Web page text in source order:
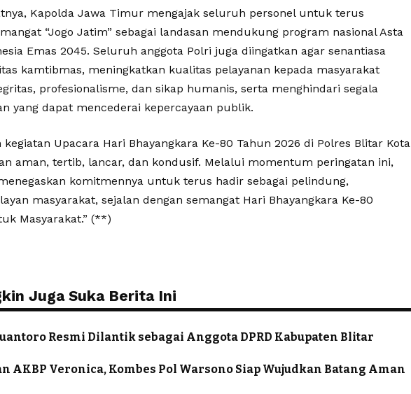
Kapolda Jawa Timur mengajak seluruh personel untuk terus
“Jogo Jatim” sebagai landasan mendukung program nasional Asta
Emas 2045. Seluruh anggota Polri juga diingatkan agar senantiasa
kamtibmas, meningkatkan kualitas pelayanan kepada masyarakat
profesionalisme, dan sikap humanis, serta menghindari segala
yang dapat mencederai kepercayaan publik.
Upacara Hari Bhayangkara Ke-80 Tahun 2026 di Polres Blitar Kota
aman, tertib, lancar, dan kondusif. Melalui momentum peringatan ini,
komitmennya untuk terus hadir sebagai pelindung,
masyarakat, sejalan dengan semangat Hari Bhayangkara Ke-80
Masyarakat.” (**)
Juga Suka Berita Ini
Resmi Dilantik sebagai Anggota DPRD Kabupaten Blitar
AKBP Veronica, Kombes Pol Warsono Siap Wujudkan Batang Aman